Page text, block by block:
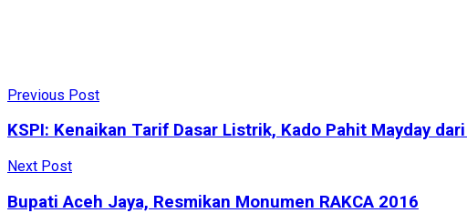
Previous Post
KSPI: Kenaikan Tarif Dasar Listrik, Kado Pahit Mayday
Next Post
Bupati Aceh Jaya, Resmikan Monumen RAKCA 2016